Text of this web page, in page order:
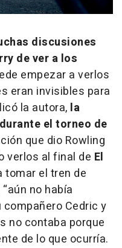
discusiones
de ver a los
empezar a verlos
eran invisibles para
la autora, la
el torneo de
que dio Rowling
verlos al final de El
tomar el tren de
no había
Cedric y
no contaba porque
de lo que ocurría.